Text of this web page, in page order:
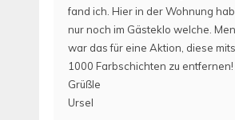
fand ich. Hier in der Wohnung
nur noch im Gästeklo welche.
war das für eine Aktion, diese
1000 Farbschichten zu entfernen!
Grüßle
Ursel